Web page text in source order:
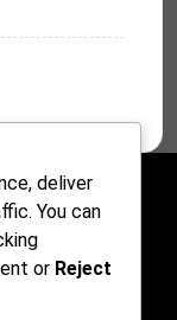
deliver
You can
or Reject